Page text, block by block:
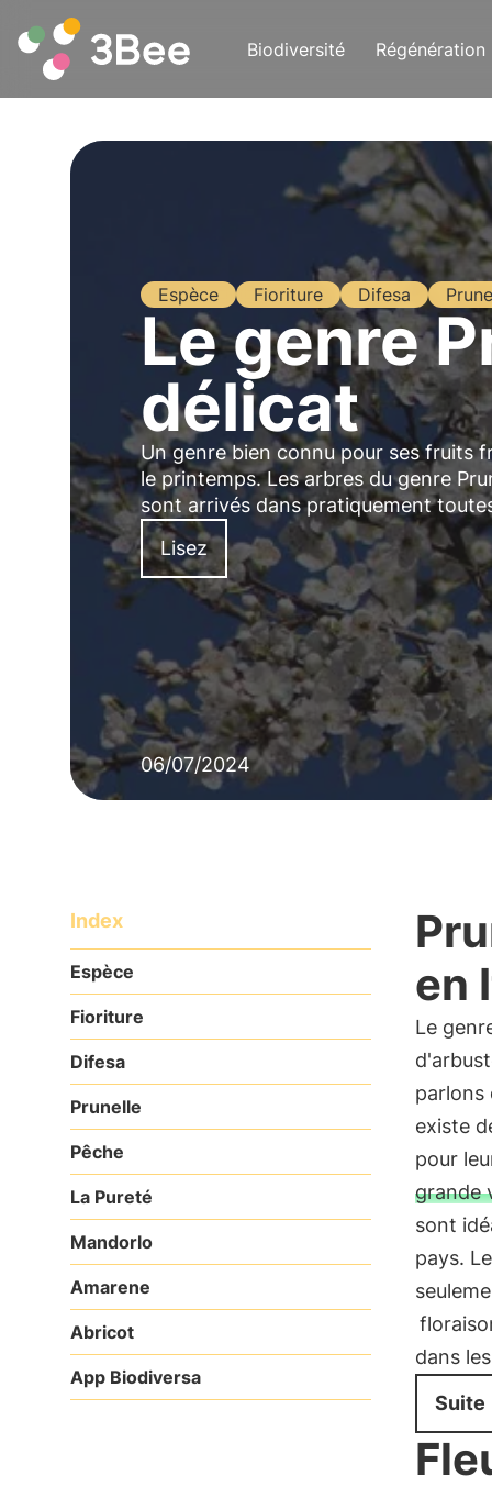
Biodiversité Régénération
Espèce Fioriture Difesa
Le genre
délicat
Un genre bien connu pour ses fruits
le printemps. Les arbres du genre
sont arrivés dans pratiquement
Lisez
06/07/2024
Index
Espèce
Fioriture
Difesa
Prunelle
Pêche
La Pureté
Mandorlo
Amarene
Abricot
App Biodiversa
en
Le
existe
pour
grande
sont
pays.
dans
Suite